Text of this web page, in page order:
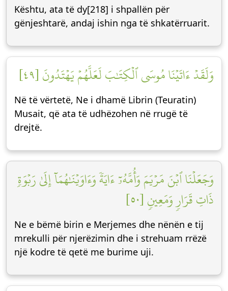
Kështu, ata të dy[218] i shpallën për
gënjeshtarë, andaj ishin nga të shkatërruarit.
وَلَقَدۡ ءَاتَيۡنَا مُوسَى ٱلۡكِتَٰبَ لَعَلَّهُمۡ يَهۡتَدُونَ [٤٩]
Në të vërtetë, Ne i dhamë Librin (Teuratin)
Musait, që ata të udhëzohen në rrugë të
drejtë.
وَجَعَلۡنَا ٱبۡنَ مَرۡيَمَ وَأُمَّهُۥٓ ءَايَةٗ وَءَاوَيۡنَٰهُمَآ إِلَىٰ رَبۡوَةٖ
ذَاتِ قَرَارٖ وَمَعِينٖ [٥٠]
Ne e bëmë birin e Merjemes dhe nënën e tij
mrekulli për njerëzimin dhe i strehuam rrëzë
një kodre të qetë me burime uji.